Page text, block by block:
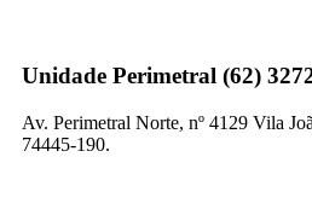
Unidade Perimetral (62)
Av. Perimetral Norte, nº 4129 Vila
74445-190.